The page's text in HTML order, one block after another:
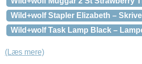
Wild+wolf Stapler Elizabeth –
Wild+wolf Task Lamp Black –
(Læs mere)